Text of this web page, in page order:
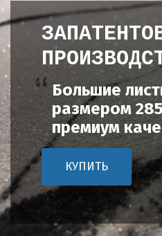
Большие
размером
премиум
КУПИТЬ